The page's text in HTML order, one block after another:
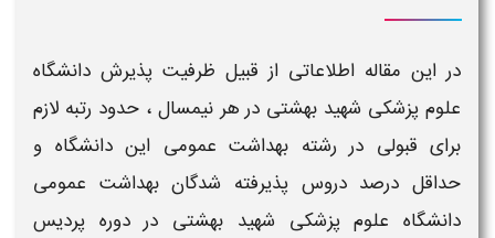
در این مقاله اطلاعاتی از قبیل ظرفیت پذیرش دانشگاه
علوم پزشکی شهید بهشتی در هر نیمسال ، حدود رتبه لازم
برای قبولی در رشته بهداشت عمومی این دانشگاه و
حداقل درصد دروس پذیرفته شدگانبهداشت عمومی
دانشگاه علوم پزشکی شهید بهشتی در دوره پردیس